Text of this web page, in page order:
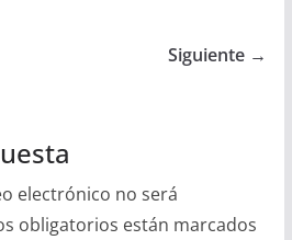
Siguiente →
electrónico no será
obligatorios están marcados